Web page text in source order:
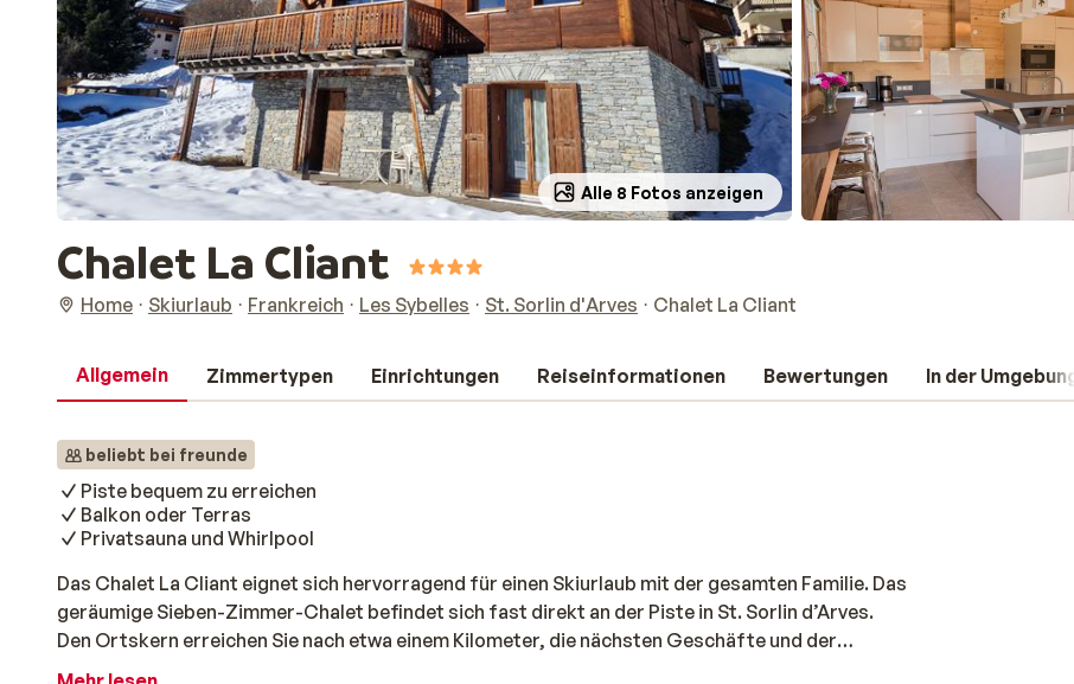
Alle 8 Fotos anzeigen
Chalet La Cliant
Home Skiurlaub Frankreich Les Sybelles St. Sorlin d'Arves Chalet La Cliant
Allgemein Zimmertypen Einrichtungen Reiseinformationen Bewertungen In der Umgebung
beliebt bei freunde
Piste bequem zu erreichen
Balkon oder Terras
Privatsauna und Whirlpool
Das Chalet La Cliant eignet sich hervorragend für einen Skiurlaub mit der gesamten Familie. Das
geräumige Sieben-Zimmer-Chalet befindet sich fast direkt an der Piste in St. Sorlin d’Arves.
Den Ortskern erreichen Sie nach etwa einem Kilometer, die nächsten Geschäfte und der
Supermarkt sind keine 100 Meter entfernt. Sie befinden sich hier in einer ruhigen Lage, können